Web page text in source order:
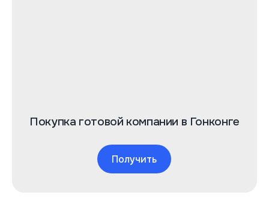
Покупка готовой компании в Гонконге
Получить